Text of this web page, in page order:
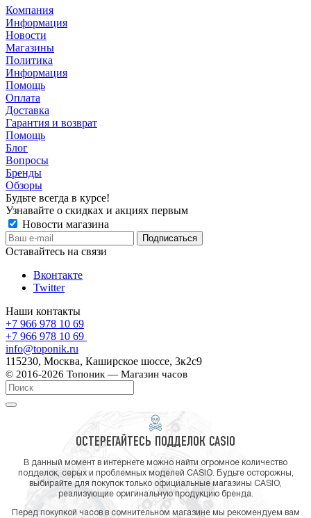
Компания
Информация
Новости
Магазины
Политика
Информация
Помощь
Оплата
Доставка
Гарантия и возврат
Помощь
Блог
Вопросы
Бренды
Обзоры
Будьте всегда в курсе!
Узнавайте о скидках и акциях первым
Новости магазина
Оставайтесь на связи
Вконтакте
Twitter
Наши контакты
+7 966 978 10 69
+7 966 978 10 69
info@toponik.ru
115230, Москва, Каширское шоссе, 3к2с9
© 2016-2026 Топоник — Магазин часов
ОСТЕРЕГАЙТЕСЬ ПОДДЕЛОК CASIO
В данный момент в интернете можно найти огромное количество
подделок, серых и проблемных моделей CASIO. Будьте осторожны,
выбирайте для покупок только официальные магазины CASIO,
реализующие оригинальную продукцию бренда.
Перед покупкой часов в сомнительном магазине мы рекомендуем вам